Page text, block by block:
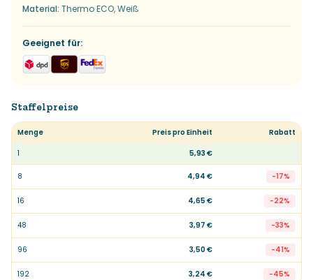
Material: Thermo ECO, Weiß
Geeignet für:
Staffelpreise
Menge Preis pro Einheit
Rabatt
1
5,93 €
8 4,94 € -17%
16 4,65 € -22%
48 3,97 € -33%
96 3,50 € -41%
192 3,24 € -45%